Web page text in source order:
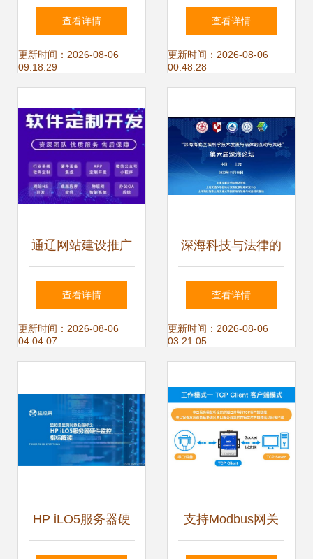
程教学团队走进统
信软件广西分公
新篇章
查看详情
更新时间：2026-08-06
09:18:29
软件的技术研发与
技术推广服务标杆
查看详情
更新时间：2026-08-06
00:48:28
通辽网站建设推广
与软件技术研发服
务 驱动数字化转型
查看详情
更新时间：2026-08-06
04:04:07
深海科技与法律的
融合共进 第六届深
海论坛聚焦技术研
查看详情
更新时间：2026-08-06
03:21:05
HP iLO5服务器硬 支持Modbus网关